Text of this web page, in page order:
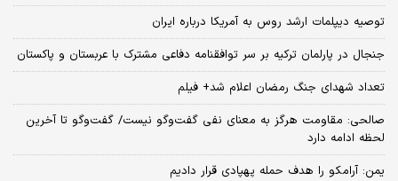
توصیه دیپلمات ارشد روس به آمریکا درباره ایران
جنجال در پارلمان ترکیه بر سر توافقنامه دفاعی مشترک با عربستان و پاکستان
تعداد شهدای جنگ رمضان اعلام شد+ فیلم
صالحی: مقاومت هرگز به معنای نفی گفت‌وگو نیست/ گفت‌وگو تا آخرین
لحظه ادامه دارد
یمن: آرامکو را هدف حمله پهپادی قرار دادیم